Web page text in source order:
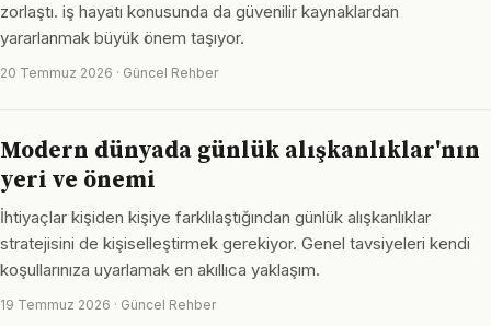
zorlaştı. iş hayatı konusunda da güvenilir kaynaklardan
yararlanmak büyük önem taşıyor.
20 Temmuz 2026 · Güncel Rehber
Modern dünyada günlük alışkanlıklar'nın
yeri ve önemi
İhtiyaçlar kişiden kişiye farklılaştığından günlük alışkanlıklar
stratejisini de kişiselleştirmek gerekiyor. Genel tavsiyeleri kendi
koşullarınıza uyarlamak en akıllıca yaklaşım.
19 Temmuz 2026 · Güncel Rehber